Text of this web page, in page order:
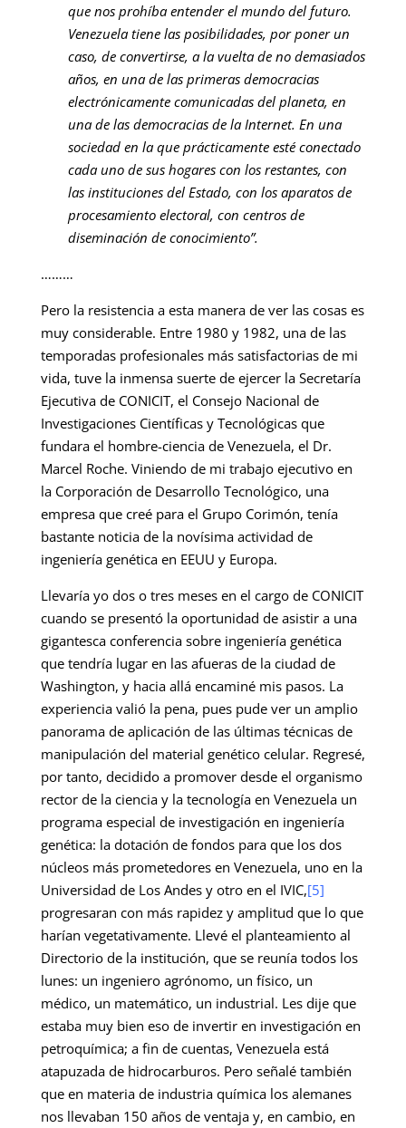
que nos prohíba entender el mundo del futuro.
Venezuela tiene las posibilidades, por poner un
caso, de convertirse, a la vuelta de no demasiados
años, en una de las primeras democracias
electrónicamente comunicadas del planeta, en
una de las democracias de la Internet. En una
sociedad en la que prácticamente esté conectado
cada uno de sus hogares con los restantes, con
las instituciones del Estado, con los aparatos de
procesamiento electoral, con centros de
diseminación de conocimiento”.
………
Pero la resistencia a esta manera de ver las cosas es
muy considerable. Entre 1980 y 1982, una de las
temporadas profesionales más satisfactorias de mi
vida, tuve la inmensa suerte de ejercer la Secretaría
Ejecutiva de CONICIT, el Consejo Nacional de
Investigaciones Científicas y Tecnológicas que
fundara el hombre-ciencia de Venezuela, el Dr.
Marcel Roche. Viniendo de mi trabajo ejecutivo en
la Corporación de Desarrollo Tecnológico, una
empresa que creé para el Grupo Corimón, tenía
bastante noticia de la novísima actividad de
ingeniería genética en EEUU y Europa.
Llevaría yo dos o tres meses en el cargo de CONICIT
cuando se presentó la oportunidad de asistir a una
gigantesca conferencia sobre ingeniería genética
que tendría lugar en las afueras de la ciudad de
Washington, y hacia allá encaminé mis pasos. La
experiencia valió la pena, pues pude ver un amplio
panorama de aplicación de las últimas técnicas de
manipulación del material genético celular. Regresé,
por tanto, decidido a promover desde el organismo
rector de la ciencia y la tecnología en Venezuela un
programa especial de investigación en ingeniería
genética: la dotación de fondos para que los dos
núcleos más prometedores en Venezuela, uno en la
Universidad de Los Andes y otro en el IVIC,[5]
progresaran con más rapidez y amplitud que lo que
harían vegetativamente. Llevé el planteamiento al
Directorio de la institución, que se reunía todos los
lunes: un ingeniero agrónomo, un físico, un
médico, un matemático, un industrial. Les dije que
estaba muy bien eso de invertir en investigación en
petroquímica; a fin de cuentas, Venezuela está
atapuzada de hidrocarburos. Pero señalé también
que en materia de industria química los alemanes
nos llevaban 150 años de ventaja y, en cambio, en